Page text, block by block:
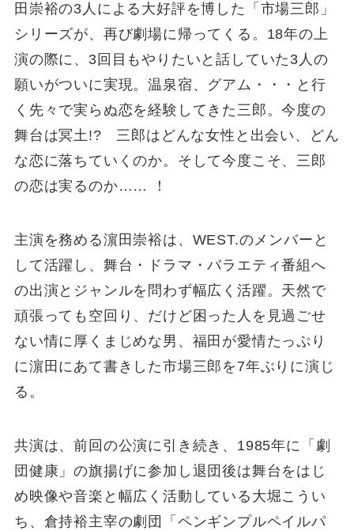
⽥崇裕の3⼈による大好評を博した「市場三郎」
シリーズが、再び劇場に帰ってくる。18年の上
演の際に、3回目もやりたいと話していた3⼈の
願いがついに実現。温泉宿、グアム・・・と⾏
く先々で実らぬ恋を経験してきた三郎。今度の
舞台は冥⼟!? 三郎はどんな⼥性と出会い、どん
な恋に落ちていくのか。そして今度こそ、三郎
の恋は実るのか…… ！
主演を務める濵⽥崇裕は、WEST.のメンバーと
して活躍し、舞台・ドラマ・バラエティ番組へ
の出演とジャンルを問わず幅広く活躍。天然で
頑張っても空回り、だけど困った⼈を見過ごせ
ない情に厚くまじめな男、福⽥が愛情たっぷり
に濵⽥にあて書きした市場三郎を7年ぶりに演じ
る。
共演は、前回の公演に引き続き、1985年に「劇
団健康」の旗揚げに参加し退団後は舞台をはじ
め映像や音楽と幅広く活動している⼤堀こうい
ち、倉持裕主宰の劇団「ペンギンプルペイルパ